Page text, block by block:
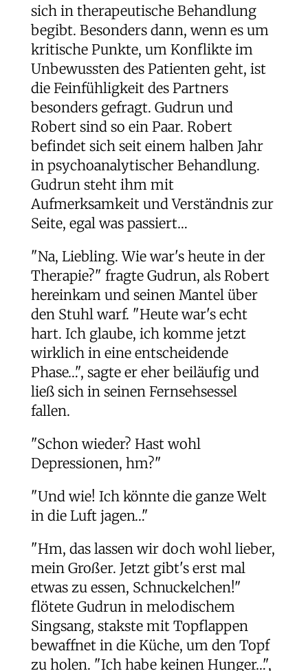
sich in therapeutische Behandlung
begibt. Besonders dann, wenn es um
kritische Punkte, um Konflikte im
Unbewussten des Patienten geht, ist
die Feinfühligkeit des Partners
besonders gefragt. Gudrun und
Robert sind so ein Paar. Robert
befindet sich seit einem halben Jahr
in psychoanalytischer Behandlung.
Gudrun steht ihm mit
Aufmerksamkeit und Verständnis zur
Seite, egal was passiert…
"Na, Liebling. Wie war's heute in der
Therapie?" fragte Gudrun, als Robert
hereinkam und seinen Mantel über
den Stuhl warf. "Heute war's echt
hart. Ich glaube, ich komme jetzt
wirklich in eine entscheidende
Phase…", sagte er eher beiläufig und
ließ sich in seinen Fernsehsessel
fallen.
"Schon wieder? Hast wohl
Depressionen, hm?"
"Und wie! Ich könnte die ganze Welt
in die Luft jagen…"
"Hm, das lassen wir doch wohl lieber,
mein Großer. Jetzt gibt's erst mal
etwas zu essen, Schnuckelchen!"
flötete Gudrun in melodischem
Singsang, stakste mit Topflappen
bewaffnet in die Küche, um den Topf
zu holen. "Ich habe keinen Hunger…",